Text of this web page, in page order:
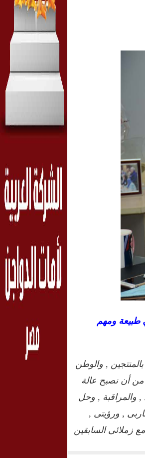
طبيعة ومهم
, والوطن
من أن نصبح عالة
, والمراقبة , وحل
, ورؤيتى ,